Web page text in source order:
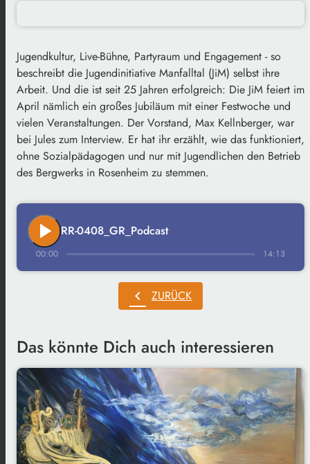
Jugendkultur, Live-Bühne, Partyraum und Engagement - so
beschreibt die Jugendinitiative Manfalltal (JiM) selbst ihre
Arbeit. Und die ist seit 25 Jahren erfolgreich: Die JiM feiert im
April nämlich ein großes Jubiläum mit einer Festwoche und
vielen Veranstaltungen. Der Vorstand, Max Kellnberger, war
bei Jules zum Interview. Er hat ihr erzählt, wie das funktioniert,
ohne Sozialpädagogen und nur mit Jugendlichen den Betrieb
des Bergwerks in Rosenheim zu stemmen.
play_arrow RR-0408_GR_Podcast
00:00 14:13
chevron_left ZURÜCK
Das könnte Dich auch interessieren